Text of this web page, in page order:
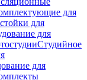
для
для
для
Студийное
для